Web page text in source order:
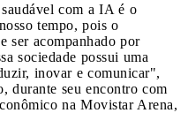
com a IA é o
tempo, pois o
ser acompanhado por
sociedade possui uma
inovar e comunicar",
durante seu encontro com
na Movistar Arena,